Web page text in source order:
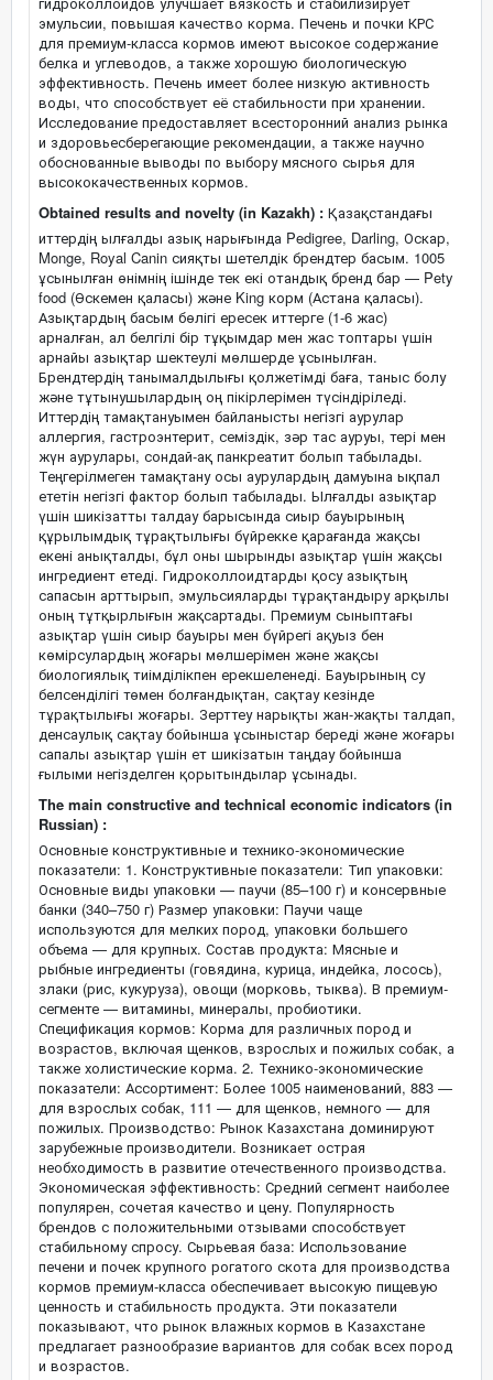
эмульсии, повышая качество корма. Печень и почки КРС
для премиум-класса кормов имеют высокое содержание
белка и углеводов, а также хорошую биологическую
эффективность. Печень имеет более низкую активность
воды, что способствует её стабильности при хранении.
Исследование предоставляет всесторонний анализ рынка
и здоровьесберегающие рекомендации, а также научно
обоснованные выводы по выбору мясного сырья для
высококачественных кормов.
Obtained results and novelty (in Kazakh) : Қазақстандағы
иттердің ылғалды азық нарығында Pedigree, Darling, Оскар,
Monge, Royal Canin сияқты шетелдік брендтер басым. 1005
ұсынылған өнімнің ішінде тек екі отандық бренд бар — Pety
food (Өскемен қаласы) және King корм (Астана қаласы).
Азықтардың басым бөлігі ересек иттерге (1-6 жас)
арналған, ал белгілі бір тұқымдар мен жас топтары үшін
арнайы азықтар шектеулі мөлшерде ұсынылған.
Брендтердің танымалдылығы қолжетімді баға, таныс болу
және тұтынушылардың оң пікірлерімен түсіндіріледі.
Иттердің тамақтануымен байланысты негізгі аурулар
аллергия, гастроэнтерит, семіздік, зәр тас ауруы, тері мен
жүн аурулары, сондай-ақ панкреатит болып табылады.
Теңгерілмеген тамақтану осы аурулардың дамуына ықпал
ететін негізгі фактор болып табылады. Ылғалды азықтар
үшін шикізатты талдау барысында сиыр бауырының
құрылымдық тұрақтылығы бүйрекке қарағанда жақсы
екені анықталды, бұл оны шырынды азықтар үшін жақсы
ингредиент етеді. Гидроколлоидтарды қосу азықтың
сапасын арттырып, эмульсияларды тұрақтандыру арқылы
оның тұтқырлығын жақсартады. Премиум сыныптағы
азықтар үшін сиыр бауыры мен бүйрегі ақуыз бен
көмірсулардың жоғары мөлшерімен және жақсы
биологиялық тиімділікпен ерекшеленеді. Бауырының су
белсенділігі төмен болғандықтан, сақтау кезінде
тұрақтылығы жоғары. Зерттеу нарықты жан-жақты талдап,
денсаулық сақтау бойынша ұсыныстар береді және жоғары
сапалы азықтар үшін ет шикізатын таңдау бойынша
ғылыми негізделген қорытындылар ұсынады.
The main constructive and technical economic indicators (in
Russian) :
Основные конструктивные и технико-экономические
показатели: 1. Конструктивные показатели: Тип упаковки:
Основные виды упаковки — паучи (85–100 г) и консервные
банки (340–750 г) Размер упаковки: Паучи чаще
используются для мелких пород, упаковки большего
объема — для крупных. Состав продукта: Мясные и
рыбные ингредиенты (говядина, курица, индейка, лосось),
злаки (рис, кукуруза), овощи (морковь, тыква). В премиум-
сегменте — витамины, минералы, пробиотики.
Спецификация кормов: Корма для различных пород и
возрастов, включая щенков, взрослых и пожилых собак, а
также холистические корма. 2. Технико-экономические
показатели: Ассортимент: Более 1005 наименований, 883 —
для взрослых собак, 111 — для щенков, немного — для
пожилых. Производство: Рынок Казахстана доминируют
зарубежные производители. Возникает острая
необходимость в развитие отечественного производства.
Экономическая эффективность: Средний сегмент наиболее
популярен, сочетая качество и цену. Популярность
брендов с положительными отзывами способствует
стабильному спросу. Сырьевая база: Использование
печени и почек крупного рогатого скота для производства
кормов премиум-класса обеспечивает высокую пищевую
ценность и стабильность продукта. Эти показатели
показывают, что рынок влажных кормов в Казахстане
предлагает разнообразие вариантов для собак всех пород
и возрастов.